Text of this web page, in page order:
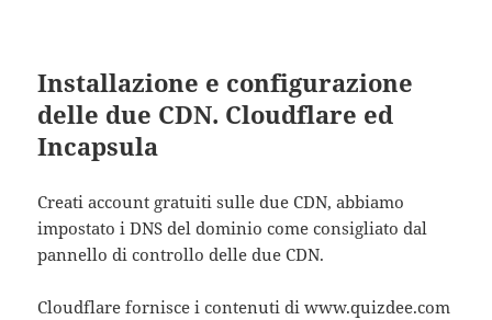
Installazione e configurazione
delle due CDN. Cloudflare ed
Incapsula
Creati account gratuiti sulle due CDN, abbiamo
impostato i DNS del dominio come consigliato dal
pannello di controllo delle due CDN.
Cloudflare fornisce i contenuti di www.quizdee.com